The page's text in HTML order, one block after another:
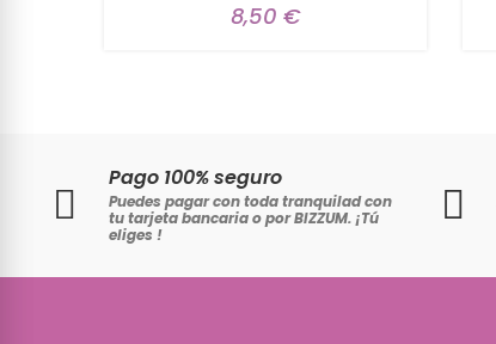
8,50 €
Pago 100% seguro
Puedes pagar con toda tranquilad con
tu tarjeta bancaria o por BIZZUM. ¡Tú
eliges !